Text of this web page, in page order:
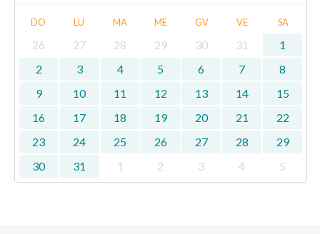
DO LU MA ME GV VE SA
26 27 28 29 30 31
1
2
3 4 5 6 7
8
9
10 11 12 13 14
15
16
17 18 19 20 21
22
23
24 25 26 27 28
29
30
31 1 2 3 4 5